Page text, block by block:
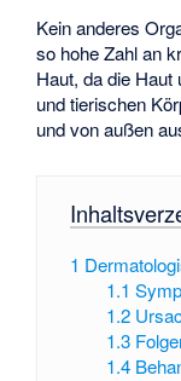
Kein anderes
so hohe Zahl an
Haut, da die
und tierischen
und von außen
1
1.1
1.2
1.3
1.4